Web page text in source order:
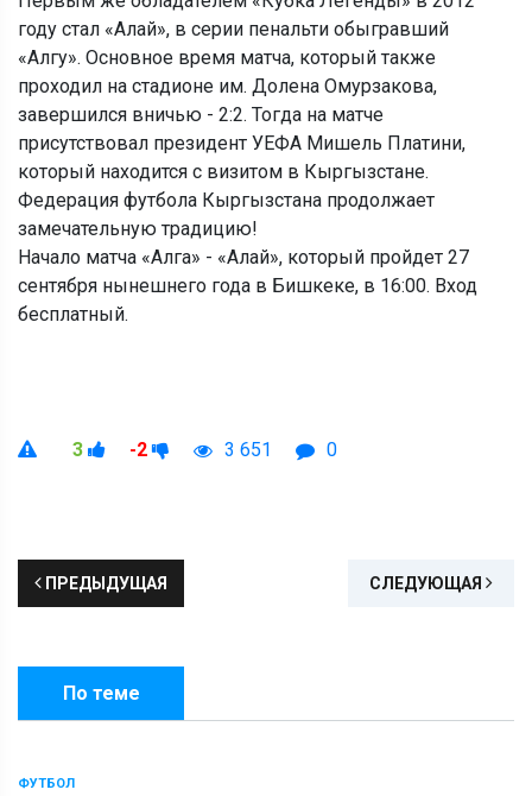
году стал «Алай», в серии пенальти обыгравший
«Алгу». Основное время матча, который также
проходил на стадионе им. Долена Омурзакова,
завершился вничью - 2:2. Тогда на матче
присутствовал президент УЕФА Мишель Платини,
который находится с визитом в Кыргызстане.
Федерация футбола Кыргызстана продолжает
замечательную традицию!
Начало матча «Алга» - «Алай», который пройдет 27
сентября нынешнего года в Бишкеке, в 16:00. Вход
бесплатный.
3 -2 3 651 0
ПРЕДЫДУЩАЯ СЛЕДУЮЩАЯ
По теме
ФУТБОЛ